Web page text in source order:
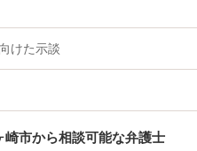
けた示談
市から相談可能な弁護士